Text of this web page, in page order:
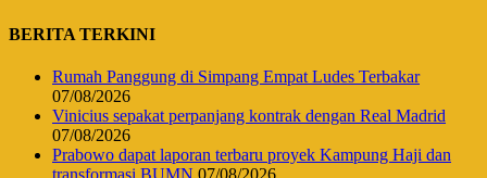
BERITA TERKINI
Rumah Panggung di Simpang Empat Ludes Terbakar
07/08/2026
Vinicius sepakat perpanjang kontrak dengan Real Madrid
07/08/2026
Prabowo dapat laporan terbaru proyek Kampung Haji dan